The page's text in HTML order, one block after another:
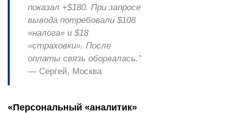
показал +$180. При запросе
вывода потребовали $108
«налога» и $18
«страховки». После
оплаты связь оборвалась.”
— Сергей, Москва
«Персональный «аналитик»